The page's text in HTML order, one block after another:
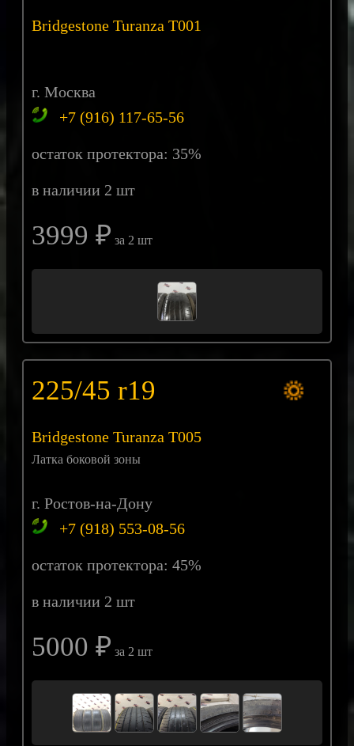
Bridgestone Turanza T001
г. Москва
+7 (916) 117-65-56
остаток протектора: 35%
в наличии 2 шт
3999 ₽ за 2 шт
225/45 r19
Bridgestone Turanza T005
Латка боковой зоны
г. Ростов-на-Дону
+7 (918) 553-08-56
остаток протектора: 45%
в наличии 2 шт
5000 ₽ за 2 шт